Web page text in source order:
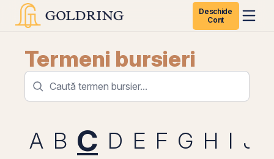
Deschide
Cont
Termeni bursieri
A B C D E F G H I J